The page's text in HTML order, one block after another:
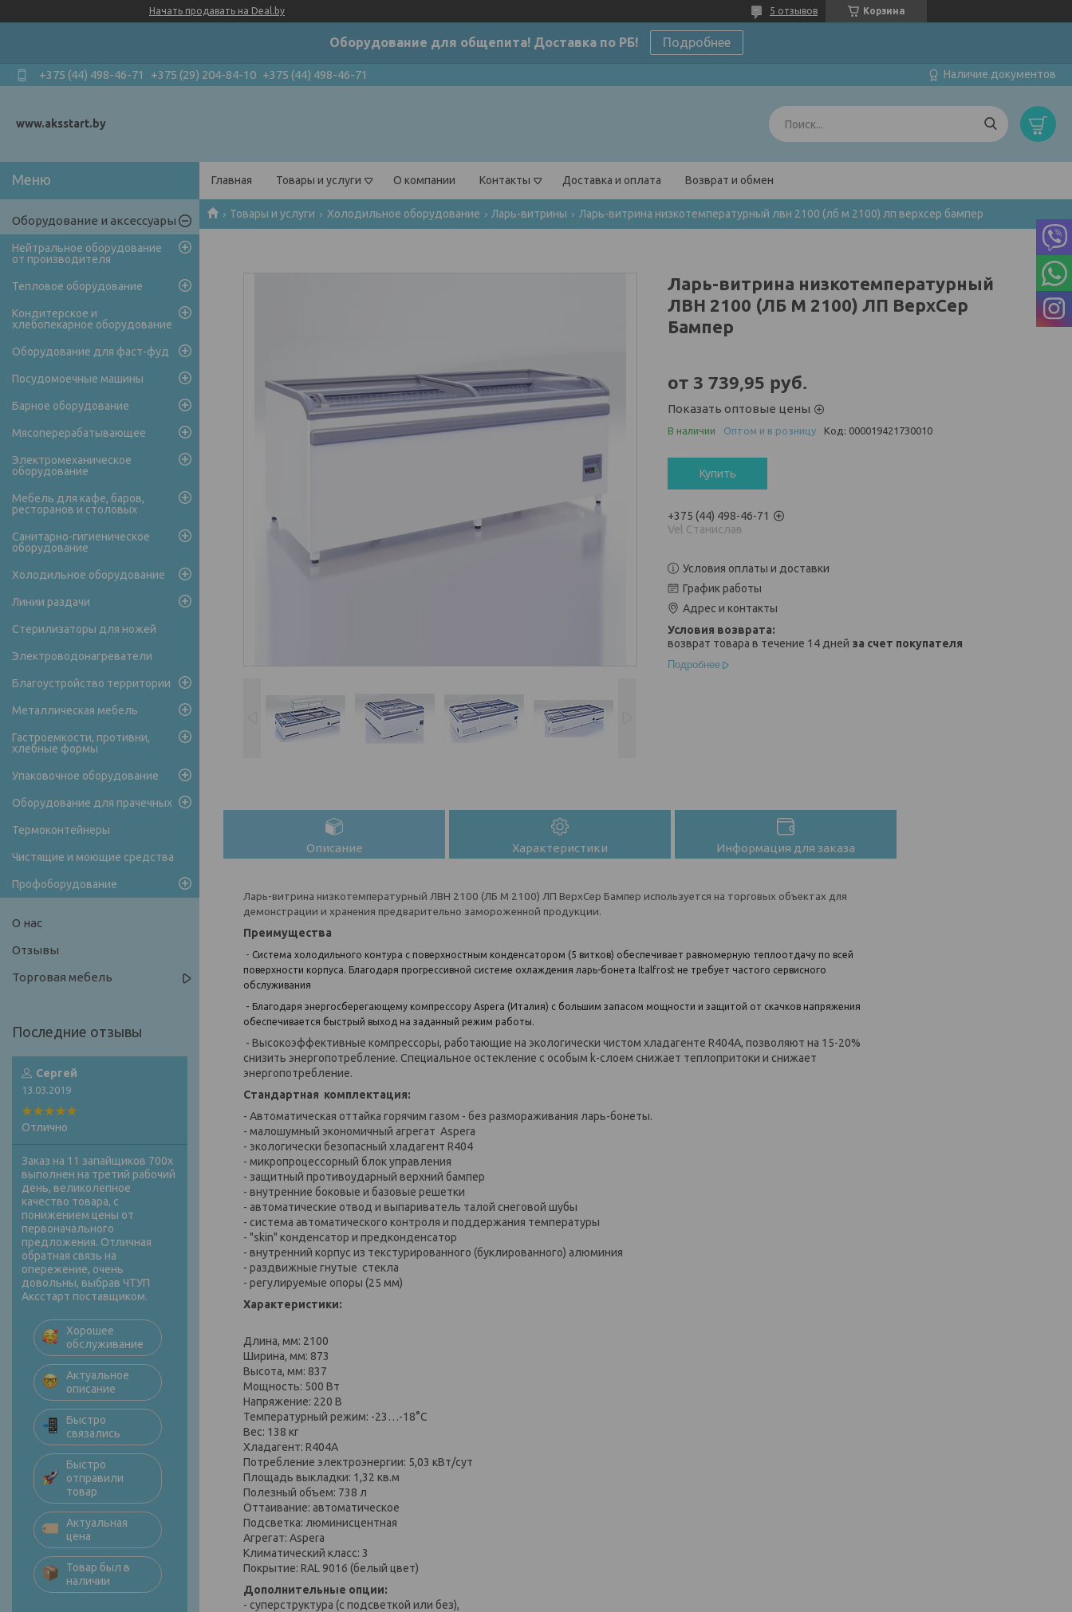
Начать продавать на Deal.by Корзина
5 отзывов
Оборудование для общепита! Доставка по РБ! Подробнее
+375 (44) 498-46-71 +375 (29) 204-84-10 +375 (44) 498-46-71 Наличие документов
www.aksstart.by
Главная Товары и услуги О компании Контакты Доставка и оплата Возврат и обмен
Товары и услуги Холодильное оборудование Ларь-витрины Ларь-витрина низкотемпературный лвн 2100 (лб м 2100) лп верхсер бампер
Ларь-витрина низкотемпературный
ЛВН 2100 (ЛБ М 2100) ЛП ВерхСер
Бампер
от 3 739,95 руб.
Показать оптовые цены
В наличии Оптом и в розницу Код: 0000194217З0010
Купить
+375 (44) 498-46-71
Vel Станислав
Условия оплаты и доставки
График работы
Адрес и контакты
возврат товара в течение 14 дней за счет покупателя
Подробнее
Описание Характеристики Информация для заказа
Ларь-витрина низкотемпературный ЛВН 2100 (ЛБ М 2100) ЛП ВерхСер Бампер используется на торговых объектах для
демонстрации и хранения предварительно замороженной продукции.
Преимущества
- Система холодильного контура с поверхностным конденсатором (5 витков) обеспечивает равномерную теплоотдачу по всей
поверхности корпуса. Благодаря прогрессивной системе охлаждения ларь-бонета Italfrost не требует частого сервисного
обслуживания
- Благодаря энергосберегающему компрессору Aspera (Италия) с большим запасом мощности и защитой от скачков напряжения
обеспечивается быстрый выход на заданный режим работы.
- Высокоэффективные компрессоры, работающие на экологически чистом хладагенте R404A, позволяют на 15-20%
снизить энергопотребление. Специальное остекление с особым k-слоем снижает теплопритоки и снижает
энергопотребление.
Стандартная комплектация:
- Автоматическая оттайка горячим газом - без размораживания ларь-бонеты.
- малошумный экономичный агрегат Aspera
- экологически безопасный хладагент R404
- микропроцессорный блок управления
- защитный противоударный верхний бампер
- внутренние боковые и базовые решетки
- автоматические отвод и выпариватель талой снеговой шубы
- система автоматического контроля и поддержания температуры
- "skin" конденсатор и предконденсатор
- внутренний корпус из текстурированного (буклированного) алюминия
- раздвижные гнутые стекла
- регулируемые опоры (25 мм)
Характеристики:
Длина, мм: 2100
Ширина, мм: 873
Высота, мм: 837
Мощность: 500 Вт
Напряжение: 220 В
Температурный режим: -23…-18°С
Вес: 138 кг
Хладагент: R404A
Потребление электроэнергии: 5,03 кВт/сут
Площадь выкладки: 1,32 кв.м
Полезный объем: 738 л
Оттаивание: автоматическое
Подсветка: люминисцентная
Агрегат: Aspera
Климатический класс: 3
Покрытие: RAL 9016 (белый цвет)
Дополнительные опции:
- суперструктура (с подсветкой или без),
Оборудование и аксессуары
Нейтральное оборудование
от производителя
Тепловое оборудование
Кондитерское и
хлебопекарное оборудование
Оборудование для фаст-фуд
Посудомоечные машины
Барное оборудование
Мясоперерабатывающее
Электромеханическое
оборудование
Мебель для кафе, баров,
ресторанов и столовых
Санитарно-гигиеническое
оборудование
Холодильное оборудование
Линии раздачи
Стерилизаторы для ножей
Электроводонагреватели
Благоустройство территории
Металлическая мебель
Гастроемкости, противни,
хлебные формы
Упаковочное оборудование
Оборудование для прачечных
Термоконтейнеры
Чистящие и моющие средства
Профоборудование
О нас
Отзывы
Торговая мебель
Сергей
13.03.2019
Отлично
Заказ на 11 запайщиков 700х
выполнен на третий рабочий
день, великолепное
качество товара, с
понижением цены от
первоначального
предложения. Отличная
обратная связь на
опережение, очень
довольны, выбрав ЧТУП
Аксстарт поставщиком.
Хорошее
обслуживание
Актуальное
описание
Быстро
связались
Быстро
отправили
товар
Актуальная
цена
Товар был в
наличии